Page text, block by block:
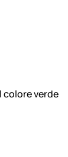
colore verde